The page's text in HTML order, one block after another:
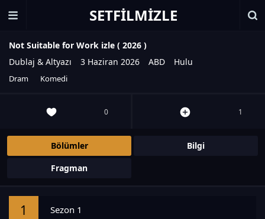
SETFILMIZLE
Not Suitable for Work izle ( 2026 )
Dublaj & Altyazı
3 Haziran 2026 ABD Hulu
Dram Komedi
0 1
Bölümler
Bilgi
Fragman
1 Sezon 1